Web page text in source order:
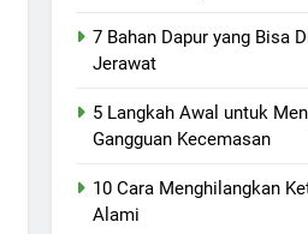
7 Bahan Dapur yang Bisa
Jerawat
5 Langkah Awal untuk
Gangguan Kecemasan
10 Cara Menghilangkan
Alami